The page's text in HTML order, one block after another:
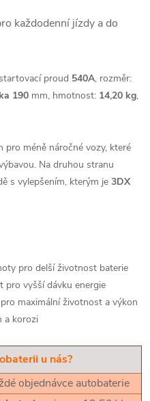
každodenní jízdy a do
proud 540A, rozměr:
190 mm, hmotnost: 14,20 kg,
pro méně náročné vozy, které
Na druhou stranu
s vylepšením, kterým je 3DX
pro delší životnost baterie
pro vyšší dávku energie
maximální životnost a výkon
a korozi
u nás?
objednávce autobaterie